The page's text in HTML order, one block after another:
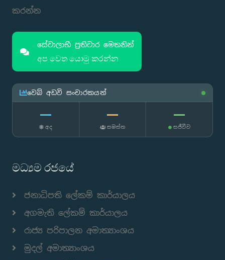
කරන්න
සේවාලාභී ප්‍රතිචාර මෙතනින්
අප වෙත යොමු කරන්න
වෙබ් අඩවි සංචාරකයන්
—
අද
—
සමස්ත
—
සජීවීව
මධ්‍යම රජයේ
ජනාධිපති ලේකම් කාර්යාලය
අගමැති ලේකම් කාර්යාලය
රාජ්‍ය පරිපාලන අමාත්‍යාංශය
මුදල් අමාත්‍යාංශය